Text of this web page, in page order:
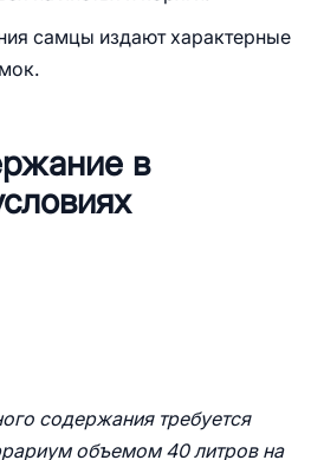
самцы издают характерные
в
содержания требуется
объемом 40 литров на